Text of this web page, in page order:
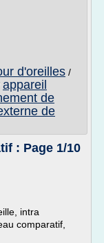
d'oreilles /
appareil
de
de
: Page 1/10
intra
comparatif,